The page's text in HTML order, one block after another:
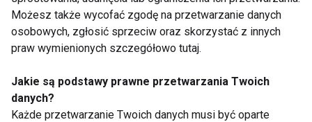
Dla kogo?
Żywność funkcjonalną w codziennej diecie może
powszechnie znajduje zastosowanie przede
wszystkim w niektórych stanach chorobowych, w
Możesz także wycofać zgodę na przetwarzanie danych
osobowych, zgłosić sprzeciw oraz skorzystać z innych
praw wymienionych szczegółowo tutaj.
Jakie są podstawy prawne przetwarzania Twoich
danych?
Każde przetwarzanie Twoich danych musi być oparte